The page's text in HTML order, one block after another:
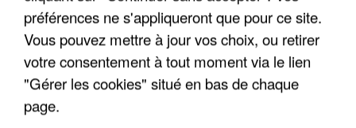
préférences ne s'appliqueront que pour ce site.
Vous pouvez mettre à jour vos choix, ou retirer
votre consentement à tout moment via le lien
"Gérer les cookies" situé en bas de chaque
page.